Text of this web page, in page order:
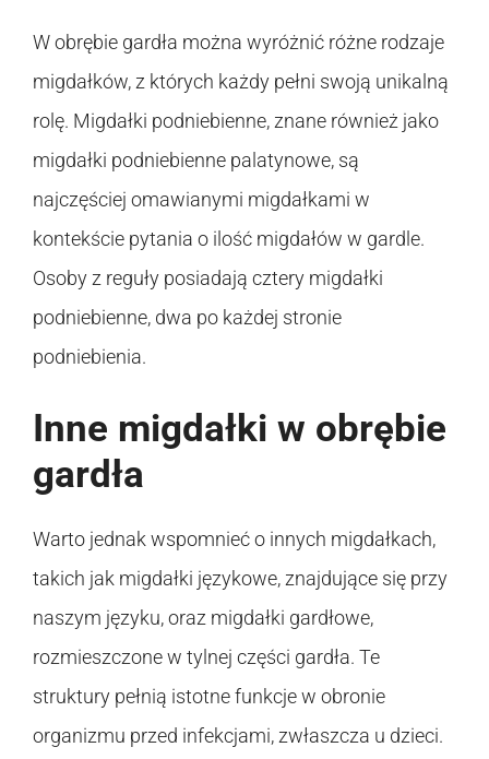
W obrębie gardła można wyróżnić różne rodzaje
migdałków, z których każdy pełni swoją unikalną
rolę. Migdałki podniebienne, znane również jako
migdałki podniebienne palatynowe, są
najczęściej omawianymi migdałkami w
kontekście pytania o ilość migdałów w gardle.
Osoby z reguły posiadają cztery migdałki
podniebienne, dwa po każdej stronie
podniebienia.
Inne migdałki w obrębie
gardła
Warto jednak wspomnieć o innych migdałkach,
takich jak migdałki językowe, znajdujące się przy
naszym języku, oraz migdałki gardłowe,
rozmieszczone w tylnej części gardła. Te
struktury pełnią istotne funkcje w obronie
organizmu przed infekcjami, zwłaszcza u dzieci.